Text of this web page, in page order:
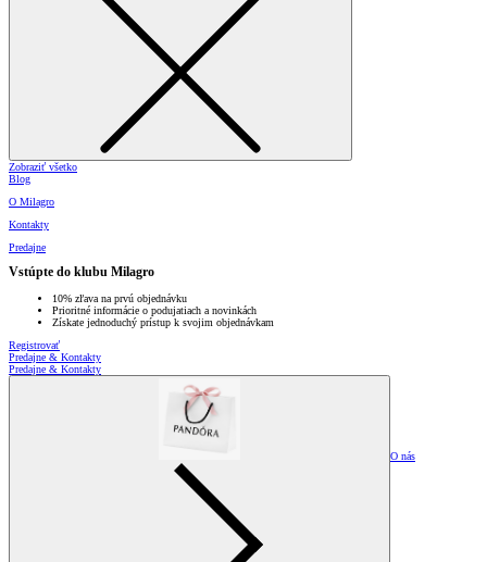
Zobraziť všetko
Blog
O Milagro
Kontakty
Predajne
Vstúpte do klubu Milagro
10% zľava na prvú objednávku
Prioritné informácie o podujatiach a novinkách
Získate jednoduchý prístup k svojim objednávkam
Registrovať
Predajne & Kontakty
Predajne & Kontakty
O nás